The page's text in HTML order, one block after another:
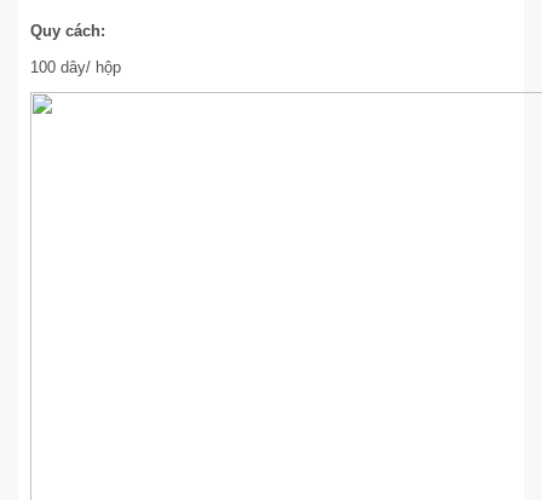
Quy cách:
100 dây/ hộp